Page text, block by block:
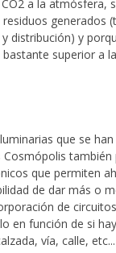
a la atmósfera,
generados
distribución) y
superior a
que se
también
que permiten
de dar más o
de
en función de si
vía, calle, etc...